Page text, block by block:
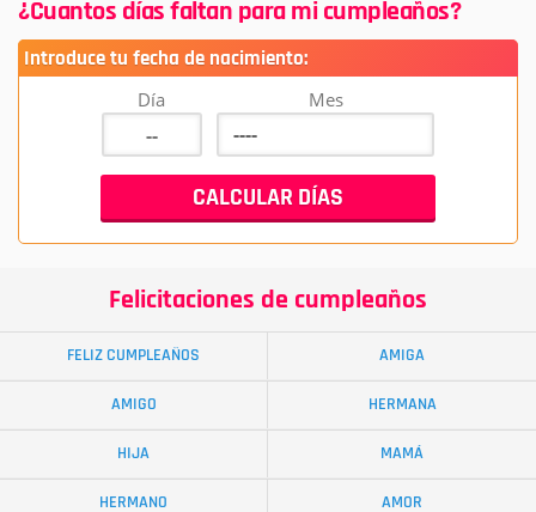
¿Cuantos días faltan para mi cumpleaños?
Introduce tu fecha de nacimiento:
Día Mes
Felicitaciones de cumpleaños
FELIZ CUMPLEAÑOS AMIGA
AMIGO HERMANA
HIJA MAMÁ
HERMANO AMOR